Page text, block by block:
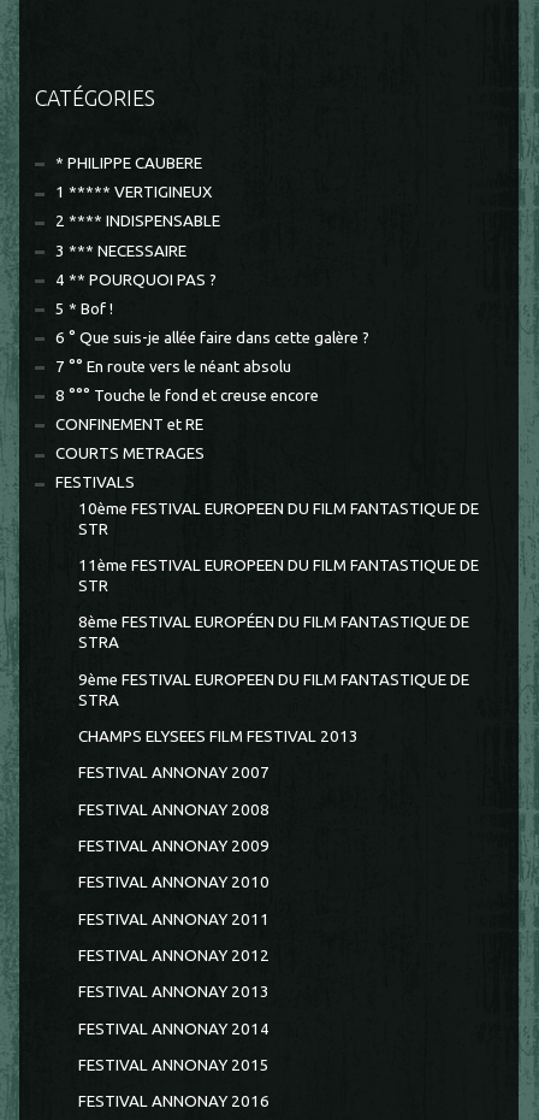
CATÉGORIES
* PHILIPPE CAUBERE
1 ***** VERTIGINEUX
2 **** INDISPENSABLE
3 *** NECESSAIRE
4 ** POURQUOI PAS ?
5 * Bof !
6 ° Que suis-je allée faire dans cette galère ?
7 °° En route vers le néant absolu
8 °°° Touche le fond et creuse encore
CONFINEMENT et RE
COURTS METRAGES
FESTIVALS
10ème FESTIVAL EUROPEEN DU FILM FANTASTIQUE DE
STR
11ème FESTIVAL EUROPEEN DU FILM FANTASTIQUE DE
STR
8ème FESTIVAL EUROPÉEN DU FILM FANTASTIQUE DE
STRA
9ème FESTIVAL EUROPEEN DU FILM FANTASTIQUE DE
STRA
CHAMPS ELYSEES FILM FESTIVAL 2013
FESTIVAL ANNONAY 2007
FESTIVAL ANNONAY 2008
FESTIVAL ANNONAY 2009
FESTIVAL ANNONAY 2010
FESTIVAL ANNONAY 2011
FESTIVAL ANNONAY 2012
FESTIVAL ANNONAY 2013
FESTIVAL ANNONAY 2014
FESTIVAL ANNONAY 2015
FESTIVAL ANNONAY 2016